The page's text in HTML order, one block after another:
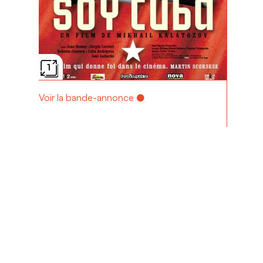
1
Voir la bande-annonce